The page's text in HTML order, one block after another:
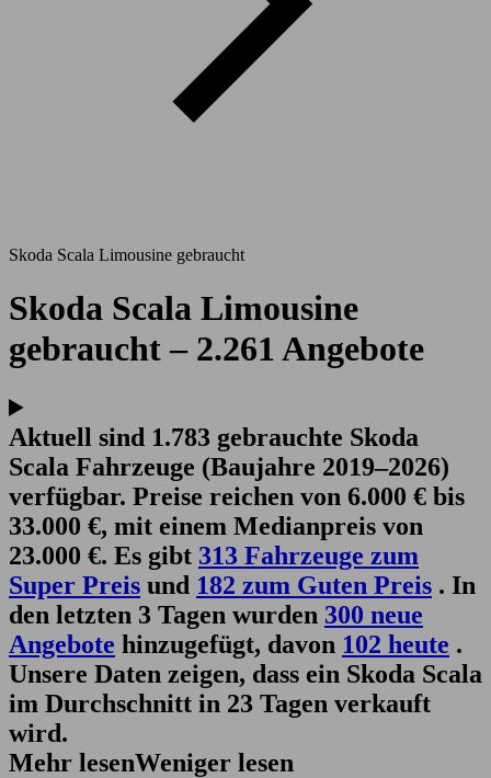
Skoda Scala Limousine gebraucht
Skoda Scala Limousine
gebraucht – 2.261 Angebote
Aktuell sind 1.783 gebrauchte Skoda
Scala Fahrzeuge (Baujahre 2019–2026)
verfügbar. Preise reichen von 6.000 € bis
33.000 €, mit einem Medianpreis von
23.000 €. Es gibt 313 Fahrzeuge zum
Super Preis und 182 zum Guten Preis . In
den letzten 3 Tagen wurden 300 neue
Angebote hinzugefügt, davon 102 heute .
Unsere Daten zeigen, dass ein Skoda Scala
im Durchschnitt in 23 Tagen verkauft
wird.
Mehr lesenWeniger lesen